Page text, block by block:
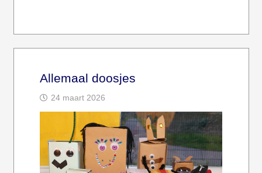
Allemaal doosjes
24 maart 2026